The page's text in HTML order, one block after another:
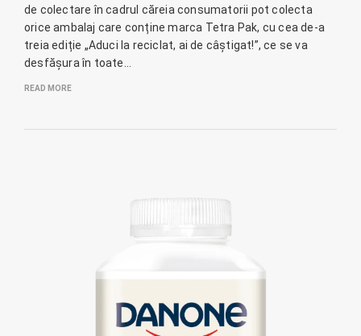
de colectare în cadrul căreia consumatorii pot colecta
orice ambalaj care conține marca Tetra Pak, cu cea de-a
treia ediție „Aduci la reciclat, ai de câștigat!”, ce se va
desfășura în toate…
READ MORE